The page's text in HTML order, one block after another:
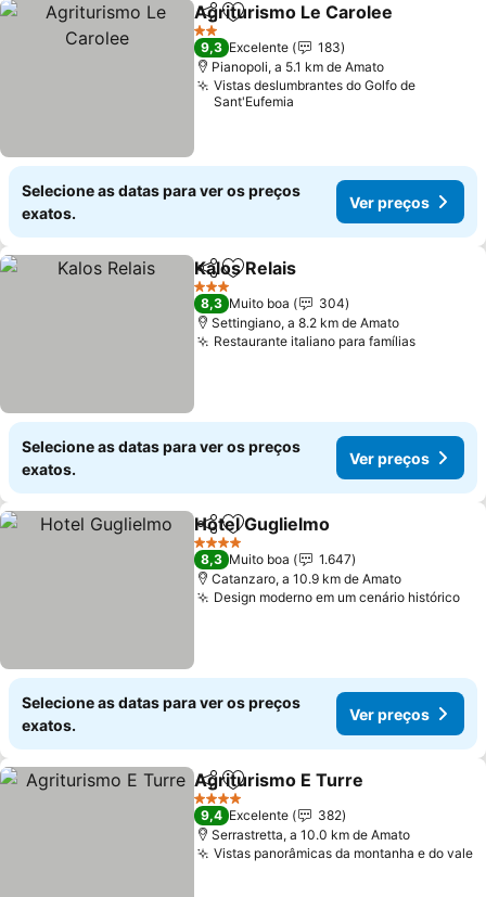
PartilharAdicionar aos favoritos
Agriturismo Le Carolee
2 Estrelas
9,3 Excelente
183
Pianopoli, a 5.1 km de Amato
Vistas deslumbrantes do Golfo de
Sant'Eufemia
Selecione as datas para ver os preços
exatos.
Ver preços
PartilharAdicionar aos favoritos
Kalos Relais
3 Estrelas
8,3 Muito boa
304
Settingiano, a 8.2 km de Amato
Restaurante italiano para famílias
Selecione as datas para ver os preços
exatos.
Ver preços
PartilharAdicionar aos favoritos
Hotel Guglielmo
4 Estrelas
8,3 Muito boa
1.647
Catanzaro, a 10.9 km de Amato
Design moderno em um cenário histórico
Selecione as datas para ver os preços
exatos.
Ver preços
PartilharAdicionar aos favoritos
Agriturismo E Turre
4 Estrelas
9,4 Excelente
382
Serrastretta, a 10.0 km de Amato
Vistas panorâmicas da montanha e do vale